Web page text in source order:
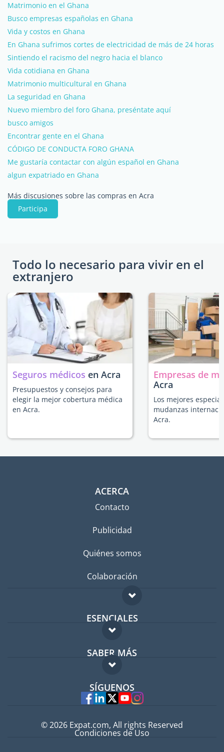
Matrimonio en el Ghana
Busco empresas españolas en Ghana
Vida y costos en Ghana
En Ghana sufrimos cortes de electricidad de más de 24 horas
Sintiendo el racismo del negro hacia el blanco
Vida cotidiana en Ghana
Matrimonio multicultural en Ghana
La seguridad en Ghana
Nuevo miembro del foro Ghana, preséntate aquí
busco amigos
Encontrar gente en el Ghana
CÓDIGO DE CONDUCTA FORO GHANA
Me gustaría contactar con algún español en Ghana
algun expatriado en Ghana
Más discusiones sobre las compras en Acra
Participa
Todo lo necesario para vivir en el
extranjero
Seguros médicos en Acra
Presupuestos y consejos para
elegir la mejor cobertura médica
en Acra.
Empresas de
Acra
Los mejores
mudanzas
Acra.
ACERCA
Contacto
Publicidad
Quiénes somos
Colaboración
ESENCIALES
Foro para expatriados
Guía para expatriados
Trabajos en el extranjero
SABER MÁS
FAQ
Expertos
SÍGUENOS
© 2026 Expat.com, All rights Reserved
Condiciones de Uso